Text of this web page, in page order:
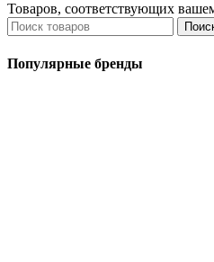
Товаров, соответствующих
Популярные бренды